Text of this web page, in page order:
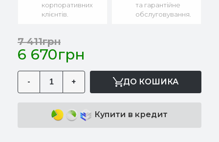
корпоративних
клієнтів.
та гарантійне
обслуговування.
6 670грн
7 411грн
- + ДО КОШИКА
Купити в кредит